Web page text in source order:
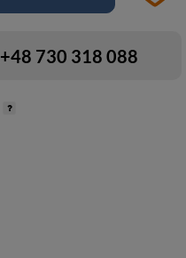
+48 730 318 088